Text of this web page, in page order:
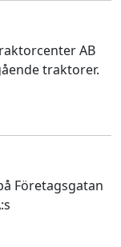
AB
traktorer.
Företagsgatan